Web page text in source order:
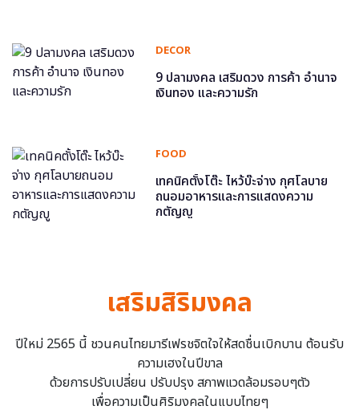
DECOR
9 ปลามงคล เสริมดวง การค้า อำนาจ
เงินทอง และความรัก
FOOD
เทคนิคตั้งโต๊ะ ไหว้บ๊ะจ่าง กุศโลบาย
ถนอมอาหารและการแสดงความ
กตัญญู
เสริมสิริมงคล
ปีใหม่ 2565 นี้ ชวนคนไทยมารีเฟรชจิตใจให้สดชื่นเบิกบาน ต้อนรับ
ความเฮงในปีขาล
ด้วยการปรับเปลี่ยน ปรับปรุง สภาพแวดล้อมรอบๆตัว
เพื่อความเป็นศิริมงคลในแบบไทยๆ